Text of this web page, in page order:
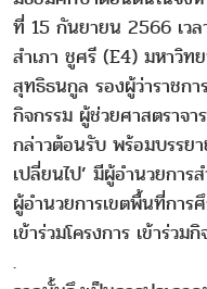
ที่ 15 กันยายน 2566 เว
สำเภา ชูศรี (E4) มหาวิท
สุทธิธนกูล รองผู้ว่าราชกา
กิจกรรม ผู้ช่วยศาสตราจ
กล่าวต้อนรับ พร้อมบรรย
เปลี่ยนไป’ มีผู้อำนวยการ
ผู้อำนวยการเขตพื้นที่การ
เข้าร่วมโครงการ เข้าร่วม
.